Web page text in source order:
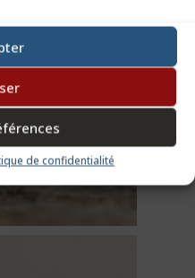
de confidentialité